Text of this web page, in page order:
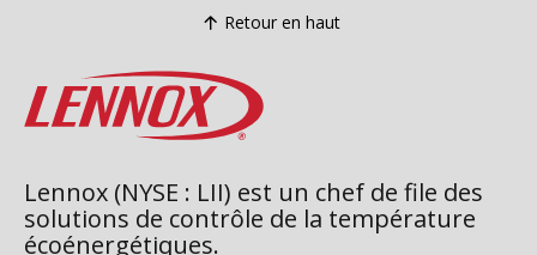
Retour en haut
Lennox (NYSE : LII) est un chef de file des
solutions de contrôle de la température
écoénergétiques.